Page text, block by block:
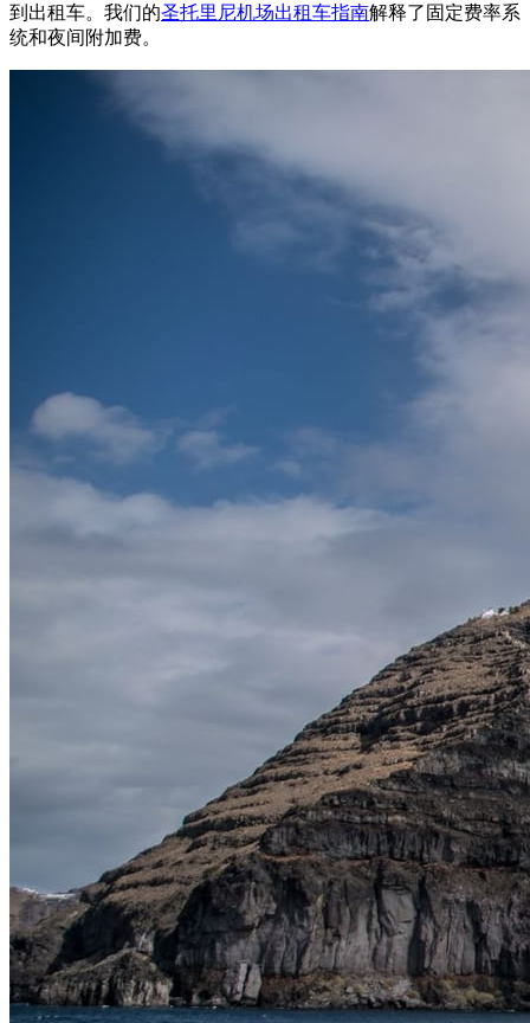
到出租车。我们的圣托里尼机场出租车指南解释了固定费率系
统和夜间附加费。